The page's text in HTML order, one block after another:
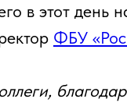
в этот день
ФБУ